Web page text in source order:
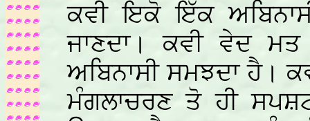
ਕਵੀ ਇਕੋ ਇੱਕ
ਜਾਣਦਾ। ਕਵੀ ਵੇਦ
ਅਬਿਨਾਸੀ ਸਮਝਦਾ ਹੈ।
ਮੰਗਲਾਚਰਣ ਤੋ ਹੀ